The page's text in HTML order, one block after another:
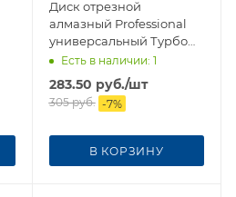
Диск отрезной
алмазный Professional
универсальный Турбо
волнистый профиль,
115*22,2 мм 37-1-311
Есть в наличии: 1
283.50 руб./шт
305руб. -7%
В КОРЗИНУ